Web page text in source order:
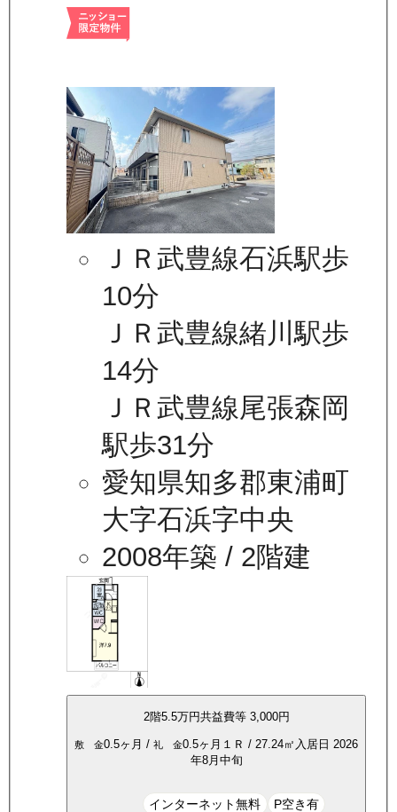
ＪＲ武豊線石浜駅歩
10分
ＪＲ武豊線緒川駅歩
14分
ＪＲ武豊線尾張森岡
駅歩31分
愛知県知多郡東浦町
大字石浜字中央
2008年築 / 2階建
2階5.5万円共益費等 3,000円
敷 金0.5ヶ月 / 礼 金0.5ヶ月 １Ｒ / 27.24㎡ 入居日 2026
年8月中旬
インターネット無料 P空き有